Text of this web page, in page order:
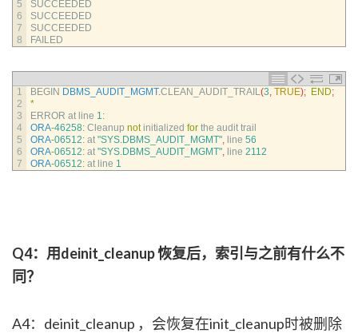
5
6
7
8
SUCCEEDED
SUCCEEDED
SUCCEEDED
FAILED
1
2
3
4
5
6
7
BEGIN DBMS_AUDIT_MGMT.CLEAN_AUDIT_TRAIL(3, TRUE); END;
*
ERROR at line 1:
ORA-46258: Cleanup not initialized for the audit trail
ORA-06512: at "SYS.DBMS_AUDIT_MGMT", line 56
ORA-06512: at "SYS.DBMS_AUDIT_MGMT", line 2112
ORA-06512: at line 1
Q4：用deinit_cleanup 恢复后，索引与之前有什么不
同？
A4：deinit_cleanup ，会恢复在init_cleanup时被删除